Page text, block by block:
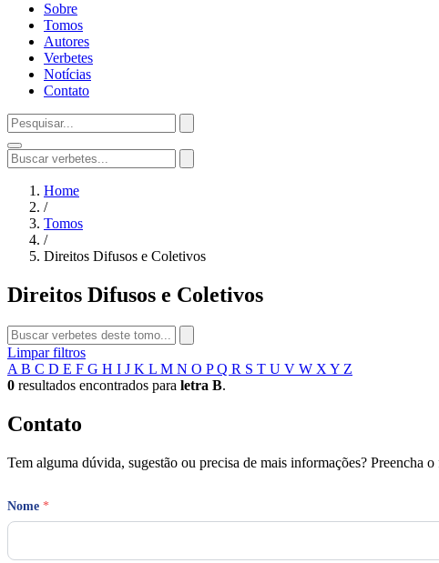
Sobre
Tomos
Autores
Verbetes
Notícias
Contato
Home
/
Tomos
/
Direitos Difusos e Coletivos
Direitos Difusos e Coletivos
Limpar filtros
A B C D E F G H I J K L M N O PQ R S T U V W X Y Z
0 resultados encontrados para letra B.
Contato
Tem alguma dúvida, sugestão ou precisa de mais informações?
Nome *